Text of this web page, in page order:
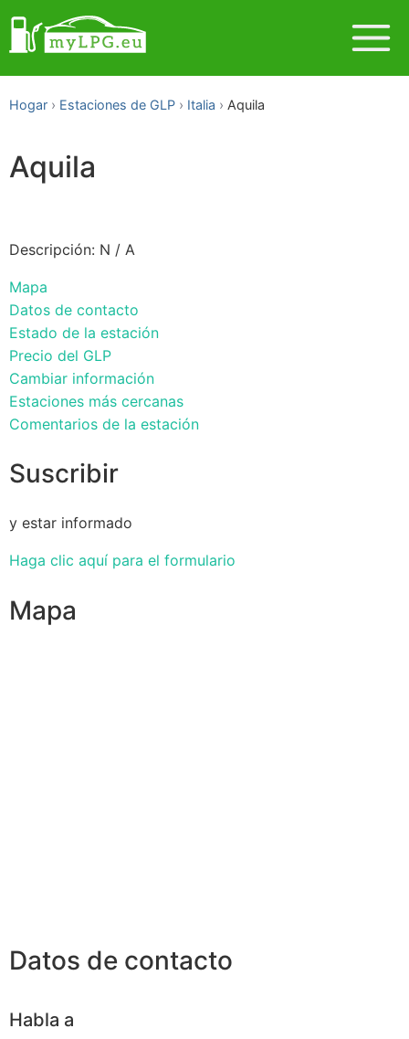
Hogar Estaciones de GLP Italia Aquila
Aquila
Descripción: N / A
Mapa
Datos de contacto
Estado de la estación
Precio del GLP
Cambiar información
Estaciones más cercanas
Comentarios de la estación
Suscribir
y estar informado
Haga clic aquí para el formulario
Mapa
Datos de contacto
Habla a